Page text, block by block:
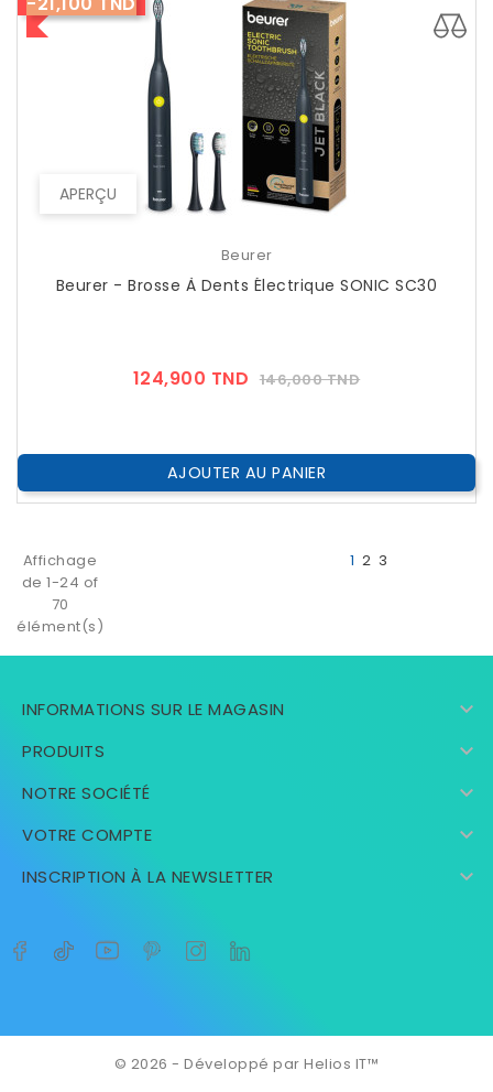
APERÇU
Beurer
Beurer - Brosse À Dents Électrique SONIC SC30
124,900 TND Prix
146,000 TNDPrix
AJOUTER AU PANIER
Affichage
de 1-24 of
70
élément(s)
1 2 3
INFORMATIONS SUR LE MAGASIN 
PRODUITS 
NOTRE SOCIÉTÉ 
VOTRE COMPTE 
INSCRIPTION À LA NEWSLETTER 
© 2026 - Développé par Helios IT™